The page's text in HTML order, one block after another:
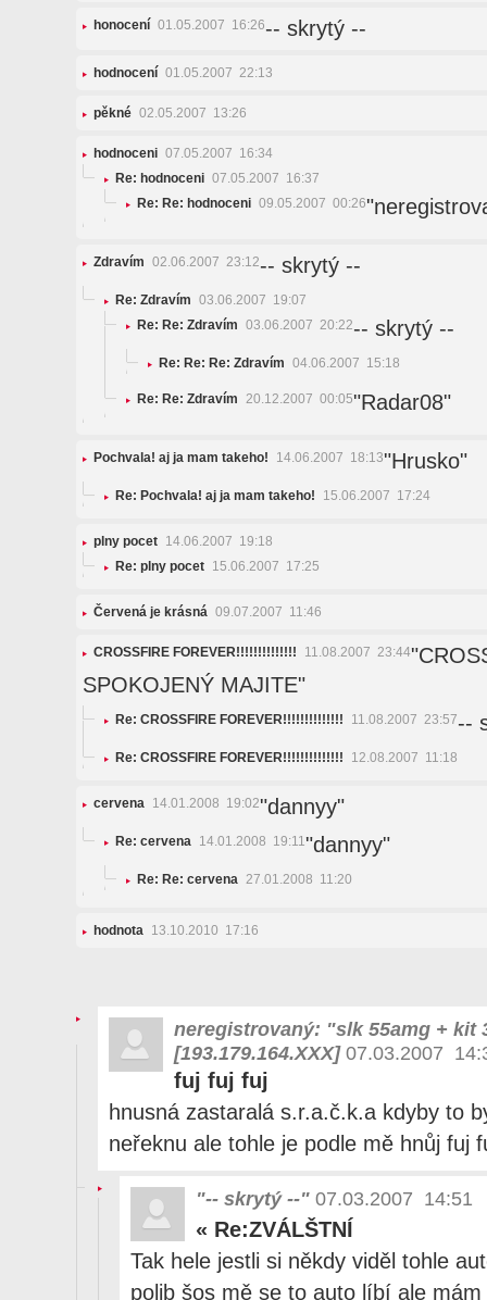
honocení 01.05.2007 16:26-- skrytý --
hodnocení 01.05.2007 22:13
pěkné 02.05.2007 13:26
hodnoceni 07.05.2007 16:34
Re: hodnoceni 07.05.2007 16:37
Re: Re: hodnoceni 09.05.2007 00:26
Zdravím 02.06.2007 23:12-- skrytý --
Re: Zdravím 03.06.2007 19:07
Re: Re: Zdravím 03.06.2007 20:22-- skrytý --
Re: Re: Re: Zdravím 04.06.2007 15:18
Re: Re: Zdravím 20.12.2007 00:05"Radar08"
Pochvala! aj ja mam takeho! 14.06.2007 18:13"Hrusko"
Re: Pochvala! aj ja mam takeho! 15.06.2007 17:24
plny pocet 14.06.2007 19:18
Re: plny pocet 15.06.2007 17:25
Červená je krásná 09.07.2007 11:46
CROSSFIRE FOREVER!!!!!!!!!!!!!! 11.08.2007 23:44
SPOKOJENÝ MAJITE"
Re: CROSSFIRE FOREVER!!!!!!!!!!!!!! 11.08.2007 23:57--
Re: CROSSFIRE FOREVER!!!!!!!!!!!!!! 12.08.2007 11:18
cervena 14.01.2008 19:02"dannyy"
Re: cervena 14.01.2008 19:11"dannyy"
Re: Re: cervena 27.01.2008 11:20
hodnota 13.10.2010 17:16
neregistrovaný: "slk 55amg + kit
[193.179.164.XXX]07.03.2007
fuj fuj fuj
hnusná zastaralá s.r.a.č.k.a kdyby to
neřeknu ale tohle je podle mě hnůj fuj
"-- skrytý --" 07.03.2007 14:51
« Re:ZVÁLŠTNÍ
Tak hele jestli si někdy viděl tohle
polib šos mě se to auto líbí ale